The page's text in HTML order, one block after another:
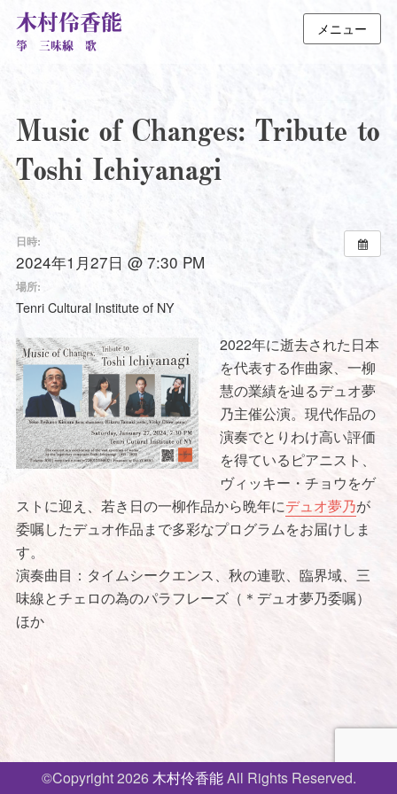
木村伶香能
箏 三味線 歌
メニュー
Music of Changes: Tribute to
Toshi Ichiyanagi
日時:
2024年1月27日 @ 7:30 PM
場所:
Tenri Cultural Institute of NY
2022年に逝去された日本
を代表する作曲家、一柳
慧の業績を辿るデュオ夢
乃主催公演。現代作品の
演奏でとりわけ高い評価
を得ているピアニスト、
ヴィッキー・チョウをゲ
ストに迎え、若き日の一柳作品から晩年にデュオ夢乃が
委嘱したデュオ作品まで多彩なプログラムをお届けしま
す。
演奏曲目：タイムシークエンス、秋の連歌、臨界域、三
味線とチェロの為のパラフレーズ（＊デュオ夢乃委嘱）
ほか
投
ナ©Copyright 2026木村伶香能All Rights Reserved.